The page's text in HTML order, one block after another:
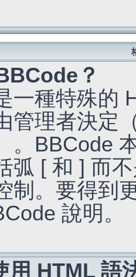
？
一種特殊的
管理者決定
。BBCode
弧 [ 和 ] 而
制。要得到
說明。
用 HTML 語